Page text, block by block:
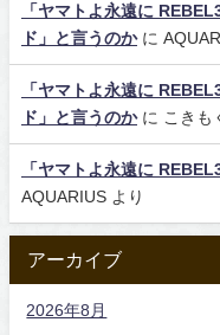
「ヤマトよ永遠に
ド」と言うのかに
「ヤマトよ永遠に
ド」と言うのかに こきも
「ヤマトよ永遠に
AQUARIUS より
アーカイブ
2026年8月